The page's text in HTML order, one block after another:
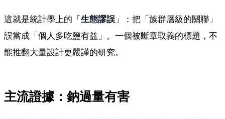
這就是統計學上的「 生態謬誤 」：把「族群層級的關聯」
誤當成「個人多吃鹽有益」。一個被斷章取義的標題，不
能推翻大量設計更嚴謹的研究。
主流證據：鈉過量有害